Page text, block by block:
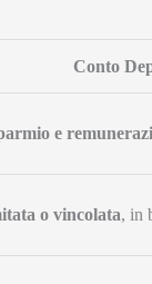
Conto
e
o vincolata, in